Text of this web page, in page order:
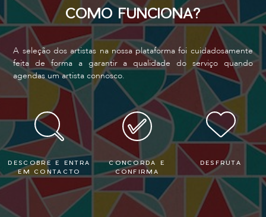
COMO FUNCIONA?
A seleção dos artistas na nossa plataforma foi cuidadosamente
feita de forma a garantir a qualidade do serviço quando
agendas um artista connosco.
DESCOBRE E ENTRA
EM CONTACTO
CONCORDA E
CONFIRMA
DESFRUTA